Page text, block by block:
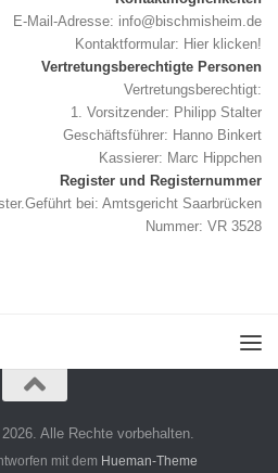
E-Mail-Adresse: info@bischmisheim.de
Kontaktformular: Hier klicken!
Vertretungsberechtigte Personen
Vertretungsberechtigt:
1. Vorsitzender: Philipp Stalter
Geschäftsführer: Hanno Binkert
Kassierer: Marc Hippchen
Register und Registernummer
bei: Amtsgericht Saarbrücken
Nummer: VR 3528
Alle Rechte vorbehalten.
mit dem Hueman-Theme